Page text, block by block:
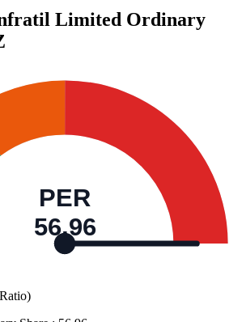
Limited Ordinary
PER
56,96